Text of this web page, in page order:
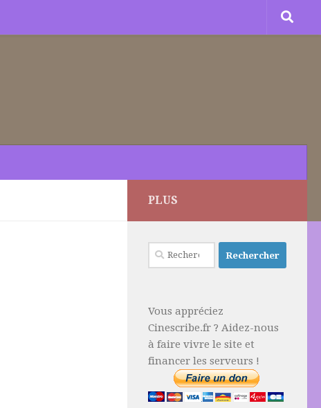
PLUS
Rechercher :
Vous appréciez
Cinescribe.fr ? Aidez-nous
à faire vivre le site et
financer les serveurs !